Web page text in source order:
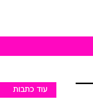
עוד כתבות